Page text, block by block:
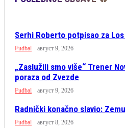
Serhi Roberto potpisao za
Fudbal август 9, 2026
„Zaslužili smo više“ Trener
poraza od Zvezde
Fudbal август 9, 2026
Radnički konačno slavio:
Fudbal август 8, 2026